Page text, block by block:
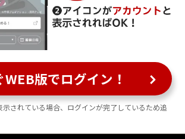
版でログイン！
されている場合、ログインが完了しているため追